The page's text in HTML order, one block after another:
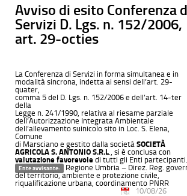
Avviso di esito Conferenza
Servizi D. Lgs. n. 152/2006,
art. 29-octies
La Conferenza di Servizi in forma simultanea e in
modalità sincrona, indetta ai sensi dell’art. 29-
quater,
comma 5 del D. Lgs. n. 152/2006 e dell’art. 14-ter
della
Legge n. 241/1990, relativa al riesame parziale
dell’Autorizzazione Integrata Ambientale
dell’allevamento suinicolo sito in Loc. S. Elena,
Comune
di Marsciano e gestito dalla società SOCIETÀ
AGRICOLA S. ANTONIO S.R.L ., si è conclusa con
valutazione favorevole di tutti gli Enti partecipanti.
Ente avvisante: Regione Umbria – Direz. Reg.
del territorio, ambiente e protezione civile,
riqualificazione urbana, coordinamento PNRR
10/08/26